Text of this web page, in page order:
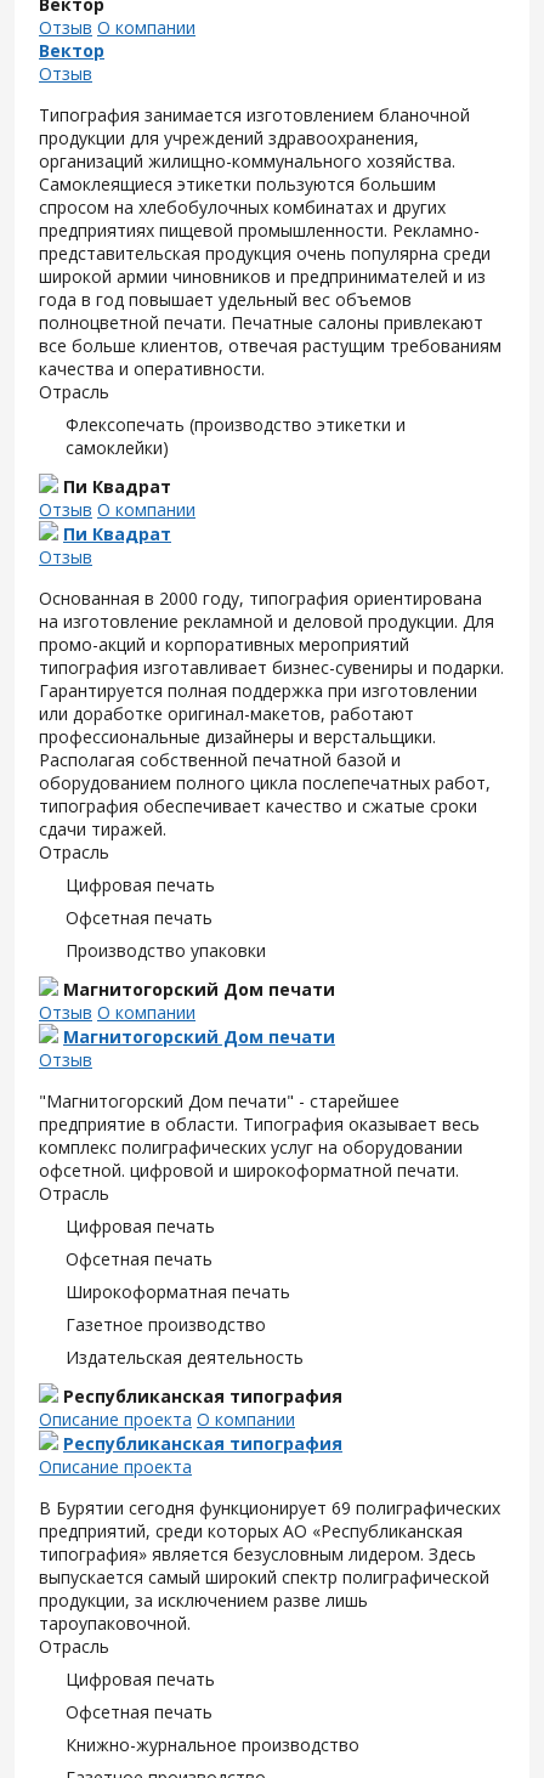
Отзыв О компании
Вектор
Отзыв
Типография занимается изготовлением бланочной
продукции для учреждений здравоохранения,
организаций жилищно-коммунального хозяйства.
Самоклеящиеся этикетки пользуются большим
спросом на хлебобулочных комбинатах и других
предприятиях пищевой промышленности. Рекламно-
представительская продукция очень популярна среди
широкой армии чиновников и предпринимателей и из
года в год повышает удельный вес объемов
полноцветной печати. Печатные салоны привлекают
все больше клиентов, отвечая растущим требованиям
качества и оперативности.
Отрасль
Флексопечать (производство этикетки и
самоклейки)
Пи Квадрат
Отзыв О компании
Пи Квадрат
Отзыв
Основанная в 2000 году, типография ориентирована
на изготовление рекламной и деловой продукции. Для
промо-акций и корпоративных мероприятий
типография изготавливает бизнес-сувениры и подарки.
Гарантируется полная поддержка при изготовлении
или доработке оригинал-макетов, работают
профессиональные дизайнеры и верстальщики.
Располагая собственной печатной базой и
оборудованием полного цикла послепечатных работ,
типография обеспечивает качество и сжатые сроки
сдачи тиражей.
Отрасль
Цифровая печать
Офсетная печать
Производство упаковки
Магнитогорский Дом печати
Отзыв О компании
Магнитогорский Дом печати
Отзыв
"Магнитогорский Дом печати" - старейшее
предприятие в области. Типография оказывает весь
комплекс полиграфических услуг на оборудовании
офсетной. цифровой и широкоформатной печати.
Отрасль
Цифровая печать
Офсетная печать
Широкоформатная печать
Газетное производство
Издательская деятельность
Республиканская типография
Описание проекта О компании
Республиканская типография
Описание проекта
В Бурятии сегодня функционирует 69 полиграфических
предприятий, среди которых АО «Республиканская
типография» является безусловным лидером. Здесь
выпускается самый широкий спектр полиграфической
продукции, за исключением разве лишь
тароупаковочной.
Отрасль
Цифровая печать
Офсетная печать
Книжно-журнальное производство